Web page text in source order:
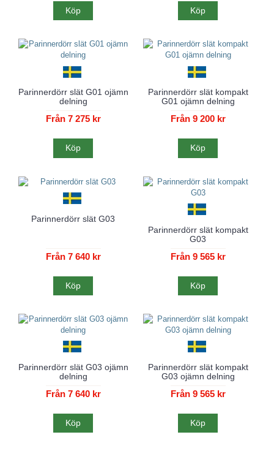
Köp Köp
Parinnerdörr slät G01 ojämn
delning
Från 7 275 kr
Köp
Parinnerdörr slät kompakt
G01 ojämn delning
Från 9 200 kr
Köp
Parinnerdörr slät G03
Från 7 640 kr
Köp
Parinnerdörr slät kompakt
G03
Från 9 565 kr
Köp
Parinnerdörr slät G03 ojämn
delning
Från 7 640 kr
Köp
Parinnerdörr slät kompakt
G03 ojämn delning
Från 9 565 kr
Köp